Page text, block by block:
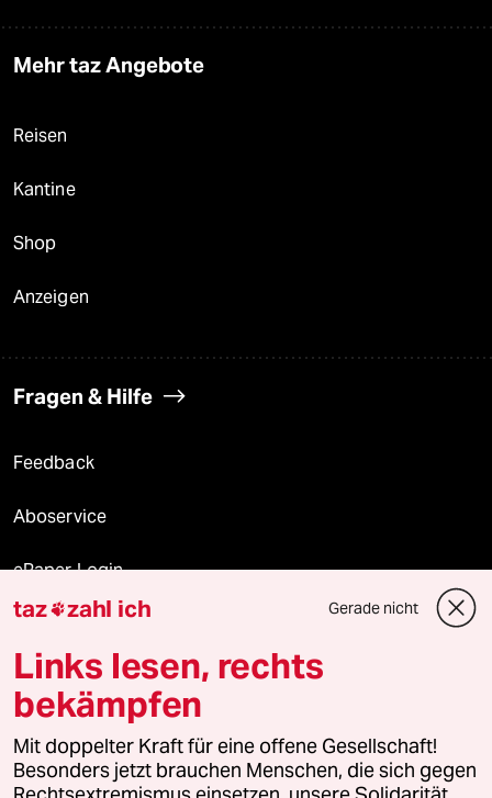
Mehr taz Angebote
Reisen
Kantine
Shop
Anzeigen
Fragen & Hilfe
Feedback
Aboservice
ePaper Login
Downloads für Abonnierende
© 2026 taz Verlags und Vertriebs GmbH
Alle Rechte vorbehalten. Bei rechtlichen Fragen oder für Genehmigungen
wenden Sie sich bitte an
lizenzen@taz.de
taz zahl ich Gerade nicht
Links lesen, rechts
bekämpfen
Mit doppelter Kraft für eine offene Gesellschaft!
Besonders jetzt brauchen Menschen, die sich gegen